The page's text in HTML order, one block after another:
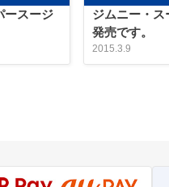
ースージ
ジムニー・
発売です。
2015.3.9